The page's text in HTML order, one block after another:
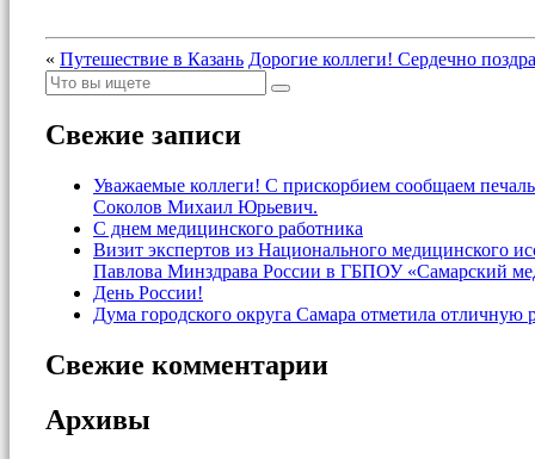
« Путешествие в Казань Дорогие коллеги! Сердечно
Свежие записи
Уважаемые коллеги! С прискорбием сообщаем
Соколов Михаил Юрьевич.
С днем медицинского работника
Визит экспертов из Национального
Павлова Минздрава России в ГБПОУ «Самарский
День России!
Дума городского округа Самара отметила
Свежие комментарии
Архивы